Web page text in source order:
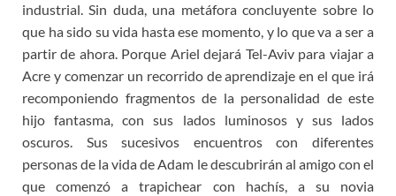
industrial. Sin duda, una metáfora concluyente sobre lo
que ha sido su vida hasta ese momento, y lo que va a ser a
partir de ahora. Porque Ariel dejará Tel-Aviv para viajar a
Acre y comenzar un recorrido de aprendizaje en el que irá
recomponiendo fragmentos de la personalidad de este
hijo fantasma, con sus lados luminosos y sus lados
oscuros. Sus sucesivos encuentros con diferentes
personas de la vida de Adam le descubrirán al amigo con el
que comenzó a trapichear con hachís, a su novia